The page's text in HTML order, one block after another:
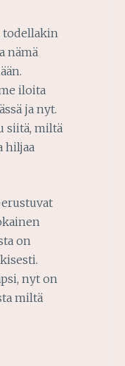
todellakin
nämä
iloita
ja nyt.
siitä, miltä
hiljaa
on
nyt on
miltä